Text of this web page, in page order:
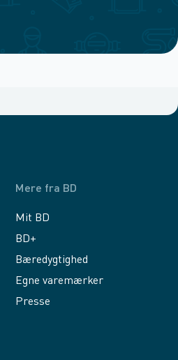
Mere fra BD
Mit BD
BD+
Bæredygtighed
Egne varemærker
Presse